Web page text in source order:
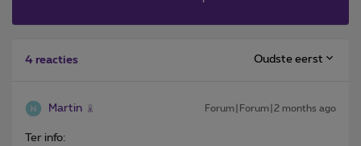
4 reacties Oudste eerst
Martin Forum|Forum|2 months ago
Ter info: